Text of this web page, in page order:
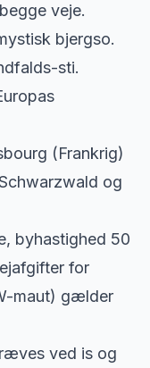
veje.
bjergso.
sti.
(Frankrig)
og
byhastighed 50
for
maut) gælder
ved is og